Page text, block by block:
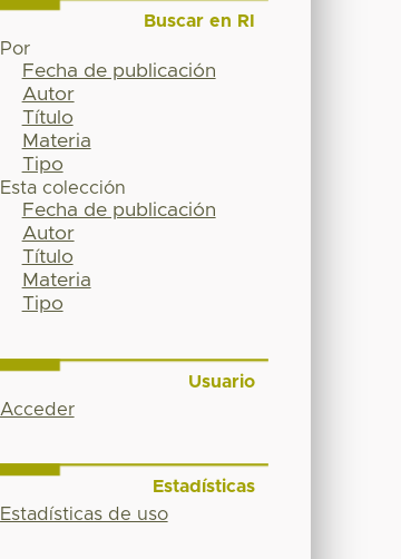
Buscar en RI
Por
Fecha de publicación
Autor
Título
Materia
Tipo
Esta colección
Fecha de publicación
Autor
Título
Materia
Tipo
Usuario
Acceder
Estadísticas
Estadísticas de uso